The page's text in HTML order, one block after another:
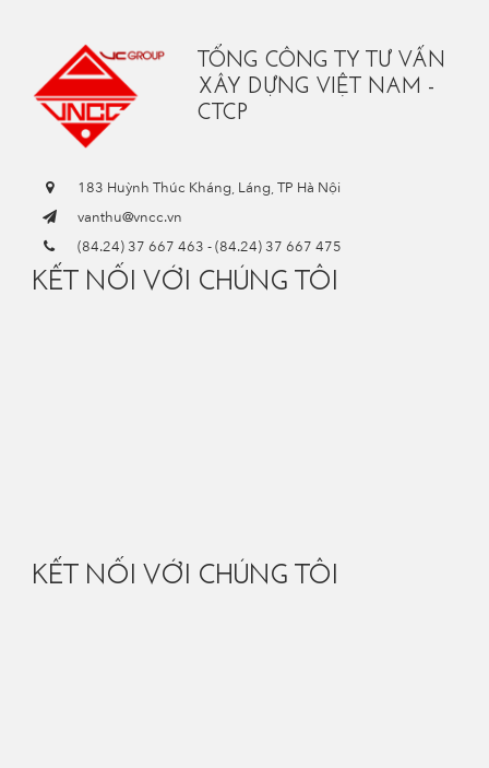
TỔNG CÔNG TY TƯ VẤN
XÂY DỰNG VIỆT NAM -
CTCP
183 Huỳnh Thúc Kháng, Láng, TP Hà Nội
vanthu@vncc.vn
(84.24) 37 667 463 -(84.24) 37 667 475
KẾT NỐI VỚI CHÚNG TÔI
KẾT NỐI VỚI CHÚNG TÔI